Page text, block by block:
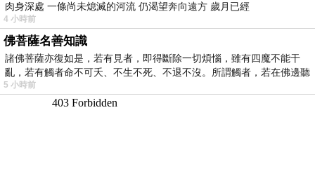
肉身深處 一條尚未熄滅的河流 仍渴望奔向遠方 歲月已經
4 小時前
佛菩薩名善知識
諸佛菩薩亦復如是，若有見者，即得斷除一切煩惱，雖有四魔不能干
亂，若有觸者命不可夭、不生不死、不退不沒。所謂觸者，若在佛邊聽
受
5 小時前